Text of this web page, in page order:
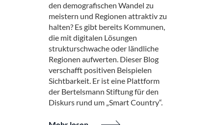
den demografischen Wandel zu
meistern und Regionen attraktiv zu
halten? Es gibt bereits Kommunen,
die mit digitalen Lösungen
strukturschwache oder ländliche
Regionen aufwerten. Dieser Blog
verschafft positiven Beispielen
Sichtbarkeit. Er ist eine Plattform
der Bertelsmann Stiftung für den
Diskurs rund um „Smart Country“.